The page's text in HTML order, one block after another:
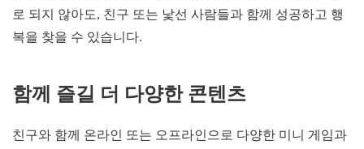
로 되지 않아도, 친구 또는 낯선 사람들과 함께 성공하고 행
복을 찾을 수 있습니다.
함께 즐길 더 다양한 콘텐츠
친구와 함께 온라인 또는 오프라인으로 다양한 미니 게임과